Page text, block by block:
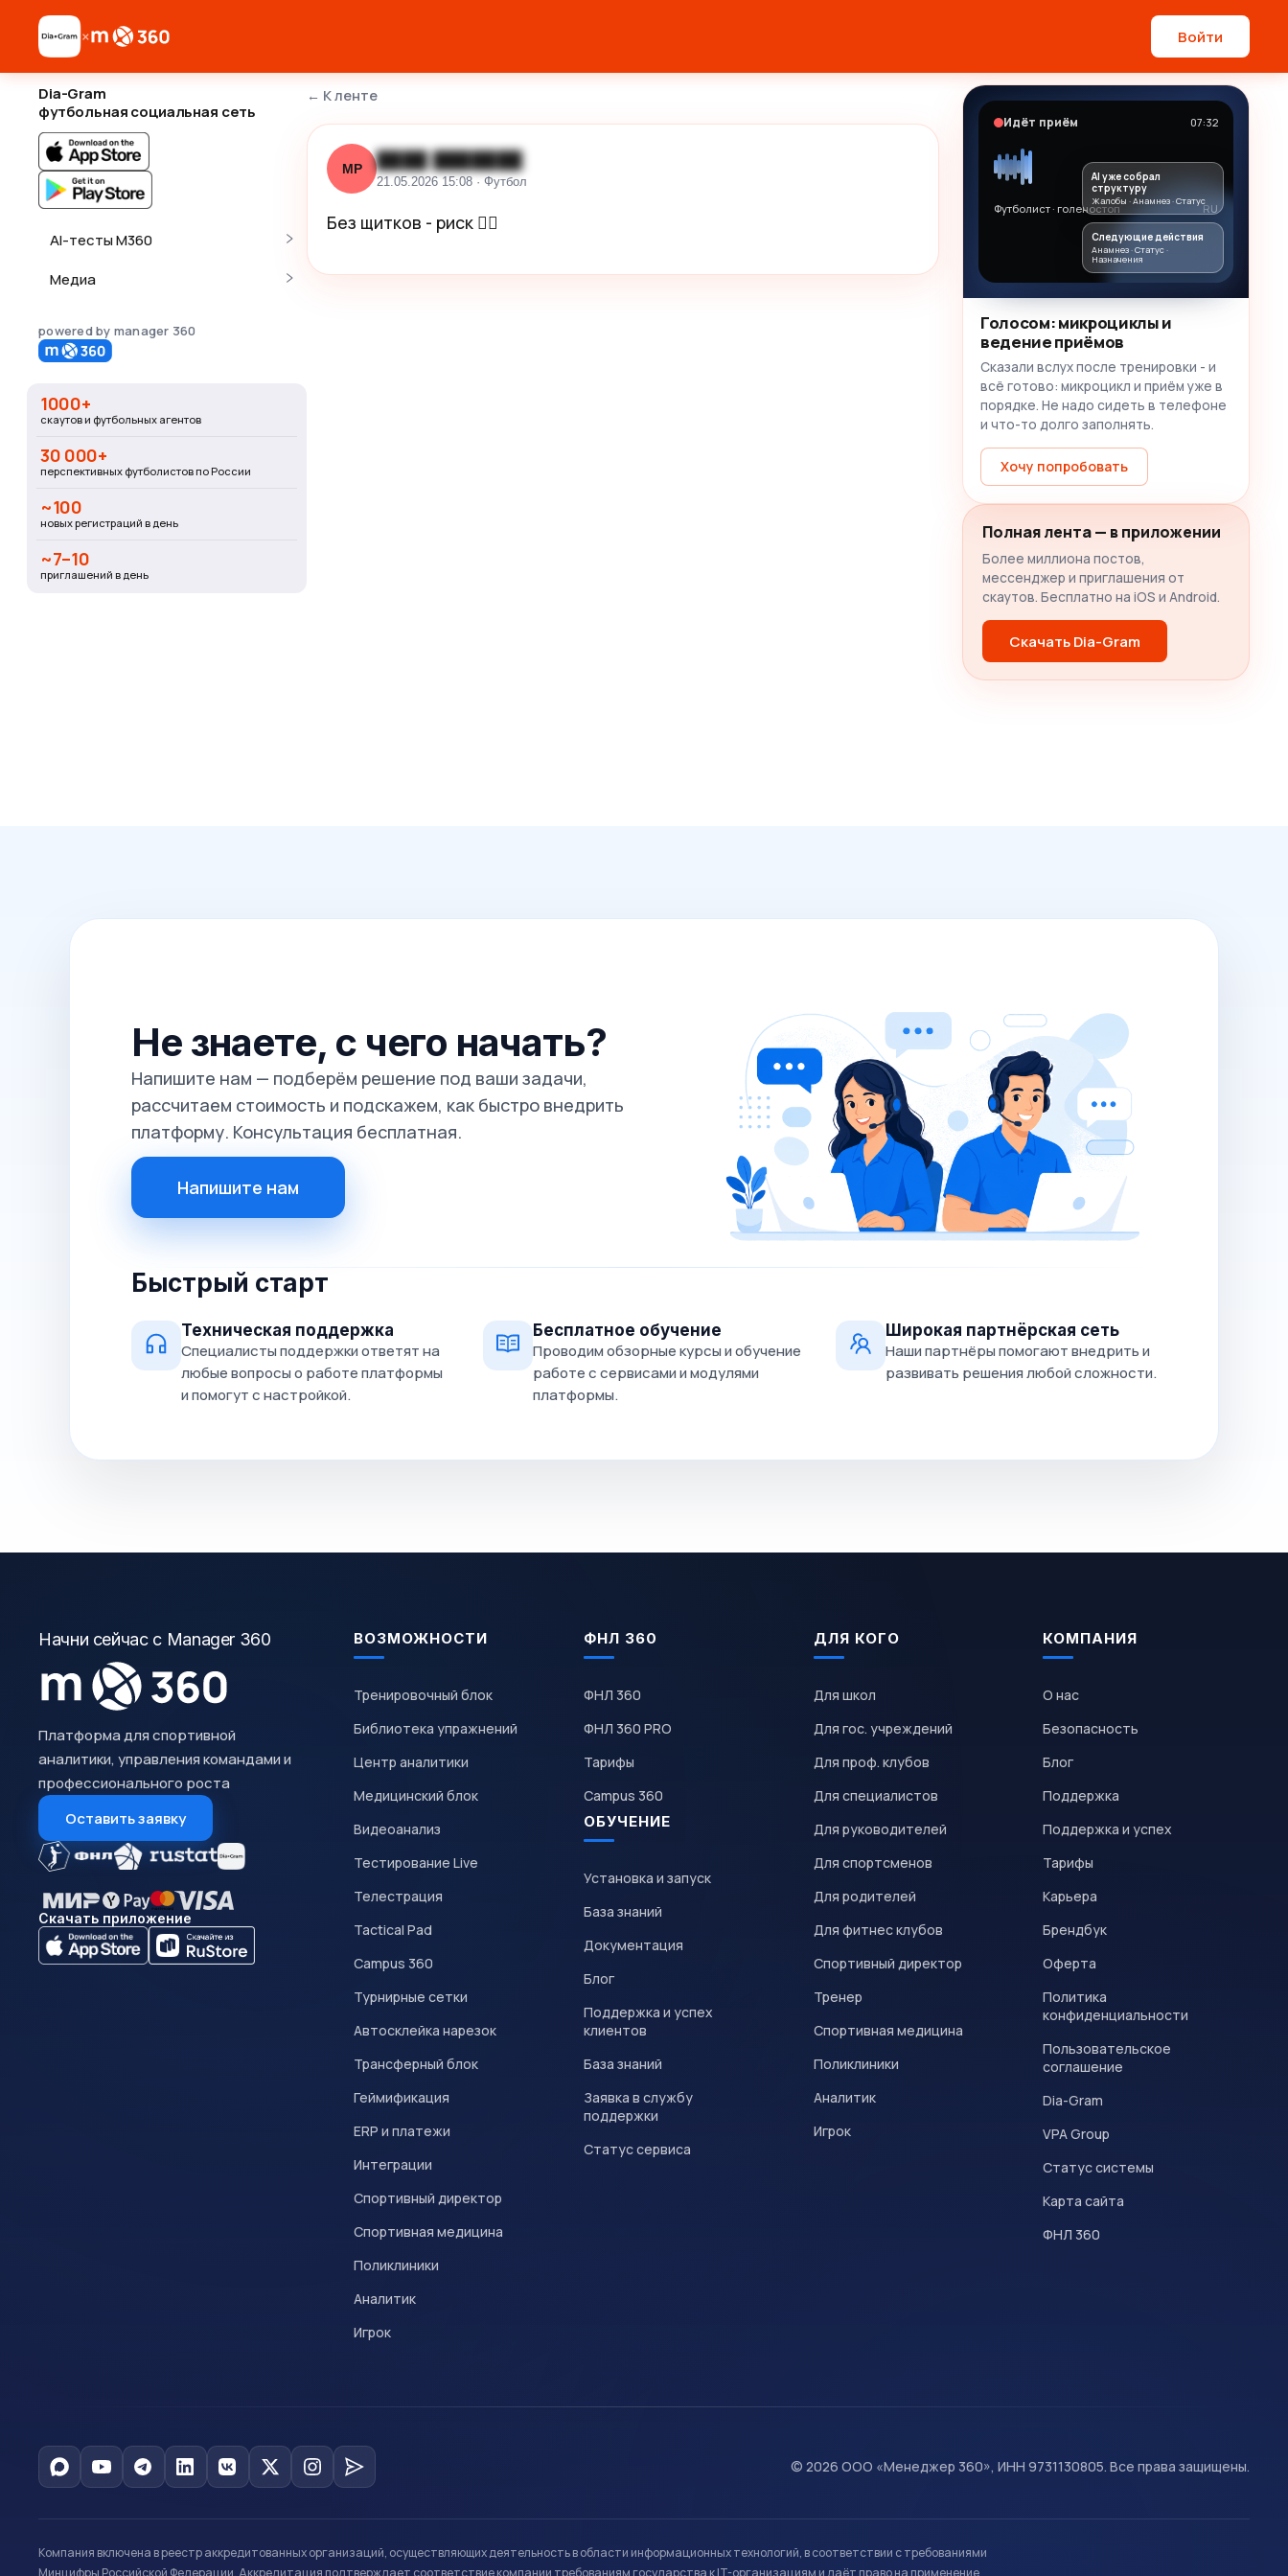
× Войти
Dia-Gram
футбольная социальная сеть
AI-тесты M360
Медиа
powered by manager 360
1000+
скаутов и футбольных агентов
30 000+
перспективных футболистов по России
~100
новых регистраций в день
~7–10
приглашений в день
← К ленте
МР ████ ███████
21.05.2026 15:08 · Футбол
Без щитков - риск 😶‍🌫️
Идёт приём 07:32
Футболист · голеностоп RU
AI уже собрал
структуру
Жалобы · Анамнез · Статус
Следующие действия
Анамнез · Статус ·
Назначения
Голосом: микроциклы и
ведение приёмов
Сказали вслух после тренировки - и
всё готово: микроцикл и приём уже в
порядке. Не надо сидеть в телефоне
и что-то долго заполнять.
Хочу попробовать
Полная лента — в приложении
Более миллиона постов,
мессенджер и приглашения от
скаутов. Бесплатно на iOS и Android.
Скачать Dia-Gram
Не знаете, с чего начать?
Напишите нам — подберём решение под ваши задачи,
рассчитаем стоимость и подскажем, как быстро внедрить
платформу. Консультация бесплатная.
Напишите нам
Быстрый старт
Техническая поддержка
Специалисты поддержки ответят на
любые вопросы о работе платформы
и помогут с настройкой.
Бесплатное обучение
Проводим обзорные курсы и обучение
работе с сервисами и модулями
платформы.
Широкая партнёрская сеть
Наши партнёры помогают внедрить и
развивать решения любой сложности.
Начни сейчас с Manager 360
Платформа для спортивной
аналитики, управления командами и
профессионального роста
Оставить заявку
Скачать приложение
ВОЗМОЖНОСТИ
Тренировочный блок
Библиотека упражнений
Центр аналитики
Медицинский блок
Видеоанализ
Тестирование Live
Телестрация
Tactical Pad
Campus 360
Турнирные сетки
Автосклейка нарезок
Трансферный блок
Геймификация
ERP и платежи
Интеграции
Спортивный директор
Спортивная медицина
Поликлиники
Аналитик
Игрок
ФНЛ 360
ФНЛ 360
ФНЛ 360 PRO
Тарифы
Campus 360
ОБУЧЕНИЕ
Установка и запуск
База знаний
Документация
Блог
Поддержка и успех
клиентов
База знаний
Заявка в службу
поддержки
Статус сервиса
ДЛЯ КОГО
Для школ
Для гос. учреждений
Для проф. клубов
Для специалистов
Для руководителей
Для спортсменов
Для родителей
Для фитнес клубов
Спортивный директор
Тренер
Спортивная медицина
Поликлиники
Аналитик
Игрок
КОМПАНИЯ
О нас
Безопасность
Блог
Поддержка
Поддержка и успех
Тарифы
Карьера
Брендбук
Оферта
Политика
конфиденциальности
Пользовательское
соглашение
Dia-Gram
VPA Group
Статус системы
Карта сайта
ФНЛ 360
© 2026 ООО «Менеджер 360», ИНН 9731130805. Все права защищены.
Компания включена в реестр аккредитованных организаций, осуществляющих деятельность в области информационных технологий, в соответствии с требованиями
Минцифры Российской Федерации. Аккредитация подтверждает соответствие компании требованиям государства к IT-организациям и даёт право на применение